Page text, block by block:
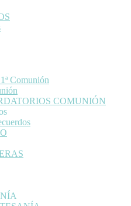
Comunión
COMUNIÓN